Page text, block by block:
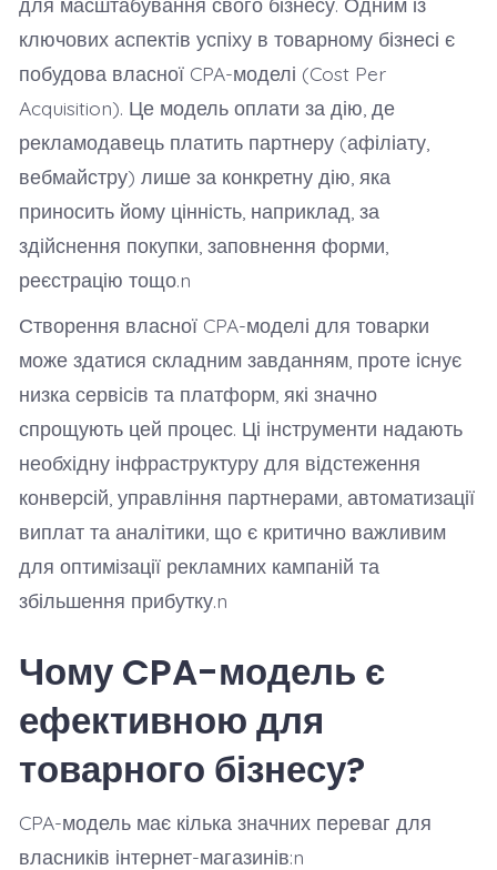
ключових аспектів успіху в товарному бізнесі є
побудова власної CPA-моделі (Cost Per
Acquisition). Це модель оплати за дію, де
рекламодавець платить партнеру (афіліату,
вебмайстру) лише за конкретну дію, яка
приносить йому цінність, наприклад, за
здійснення покупки, заповнення форми,
реєстрацію тощо.n
Створення власної CPA-моделі для товарки
може здатися складним завданням, проте існує
низка сервісів та платформ, які значно
спрощують цей процес. Ці інструменти надають
необхідну інфраструктуру для відстеження
конверсій, управління партнерами, автоматизації
виплат та аналітики, що є критично важливим
для оптимізації рекламних кампаній та
збільшення прибутку.n
Чому CPA-модель є
ефективною для
товарного бізнесу?
CPA-модель має кілька значних переваг для
власників інтернет-магазинів:n